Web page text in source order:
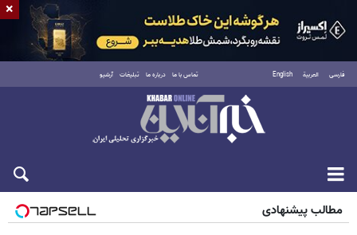
فارسی العربية English تماس با ما درباره ما تبلیغات آرشیو
پنجشنبه ۱۵ مرداد ۱۴۰۵
مطالب پیشنهادی
×